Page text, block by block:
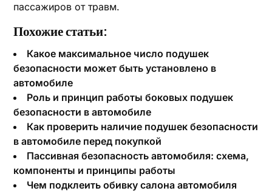
пассажиров от травм.
Похожие статьи:
Какое максимальное число подушек
безопасности может быть установлено в
автомобиле
Роль и принцип работы боковых подушек
безопасности в автомобиле
Как проверить наличие подушек безопасности
в автомобиле перед покупкой
Пассивная безопасность автомобиля: схема,
компоненты и принципы работы
Чем подклеить обивку салона автомобиля